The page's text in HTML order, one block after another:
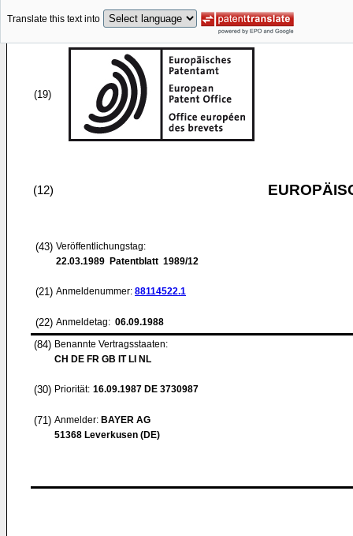
Translate this text into
(19)
(12)
(43) Veröffentlichungstag:
22.03.1989 Patentblatt 1989/12
(21) Anmeldenummer: 88114522.1
(22) Anmeldetag: 06.09.1988
(84) Benannte Vertragsstaaten:
CH DE FR GB IT LI NL
(30) Priorität: 16.09.1987 DE 3730987
(71) Anmelder: BAYER AG
51368 Leverkusen (DE)